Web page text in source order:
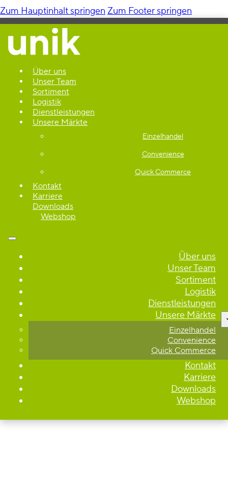
Zum Hauptinhalt springen Zum Footer springen
Über uns
Unser Team
Sortiment
Logistik
Dienstleistungen
Unsere Märkte
Einzelhandel
Convenience
Quick Commerce
Kontakt
Karriere
Downloads
Webshop
Über uns
Unser Team
Sortiment
Logistik
Dienstleistungen
Unsere Märkte
Einzelhandel
Convenience
Quick Commerce
Kontakt
Karriere
Downloads
Webshop